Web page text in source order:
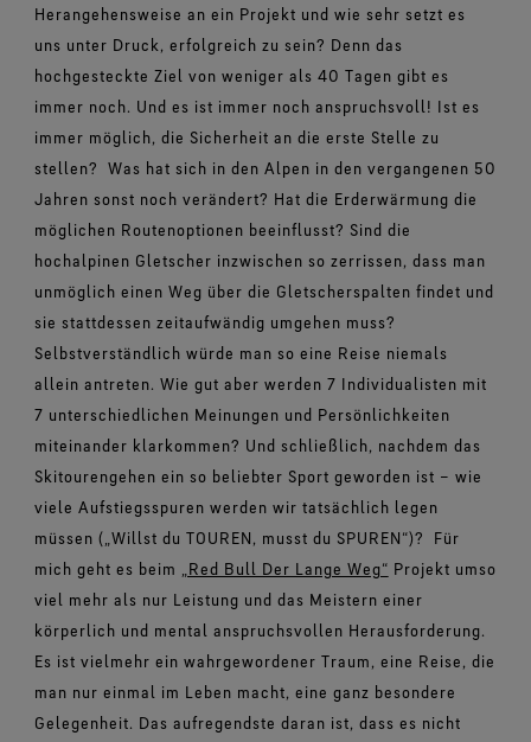
Herangehensweise an ein Projekt und wie sehr setzt es
uns unter Druck, erfolgreich zu sein? Denn das
hochgesteckte Ziel von weniger als 40 Tagen gibt es
immer noch. Und es ist immer noch anspruchsvoll! Ist es
immer möglich, die Sicherheit an die erste Stelle zu
stellen? Was hat sich in den Alpen in den vergangenen 50
Jahren sonst noch verändert? Hat die Erderwärmung die
möglichen Routenoptionen beeinflusst? Sind die
hochalpinen Gletscher inzwischen so zerrissen, dass man
unmöglich einen Weg über die Gletscherspalten findet und
sie stattdessen zeitaufwändig umgehen muss?
Selbstverständlich würde man so eine Reise niemals
allein antreten. Wie gut aber werden 7 Individualisten mit
7 unterschiedlichen Meinungen und Persönlichkeiten
miteinander klarkommen? Und schließlich, nachdem das
Skitourengehen ein so beliebter Sport geworden ist – wie
viele Aufstiegsspuren werden wir tatsächlich legen
müssen („Willst du TOUREN, musst du SPUREN“)?
Für
mich geht es beim „Red Bull Der Lange Weg“ Projekt umso
viel mehr als nur Leistung und das Meistern einer
körperlich und mental anspruchsvollen Herausforderung.
Es ist vielmehr ein wahrgewordener Traum, eine Reise, die
man nur einmal im Leben macht, eine ganz besondere
Gelegenheit. Das aufregendste daran ist, dass es nicht